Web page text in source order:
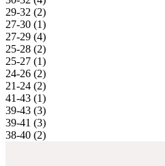
29-32 (2)
27-30 (1)
27-29 (4)
25-28 (2)
25-27 (1)
24-26 (2)
21-24 (2)
41-43 (1)
39-43 (3)
39-41 (3)
38-40 (2)